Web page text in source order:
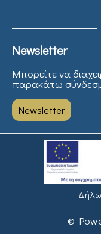
Newsletter
Μπορείτε να
παρακάτω
Newsletter
©